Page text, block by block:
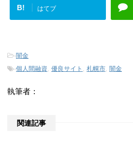
B! はてブ
-闇金
-個人間融資, 優良サイト , 札幌市, 闇金
執筆者：
関連記事